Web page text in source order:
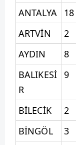
ANTALYA 18
ARTVİN
2
AYDIN
8
BALIKESİ
R
9
BİLECİK 2
BİNGÖL
3